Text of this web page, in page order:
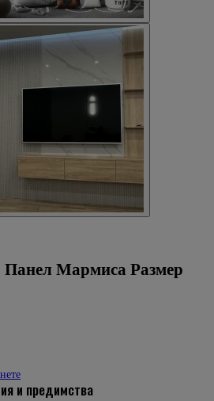
Панел Мармиса Размер
и предимства